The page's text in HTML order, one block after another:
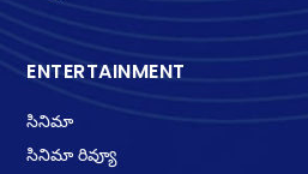
ENTERTAINMENT
సినిమా
సినిమా రివ్యూ